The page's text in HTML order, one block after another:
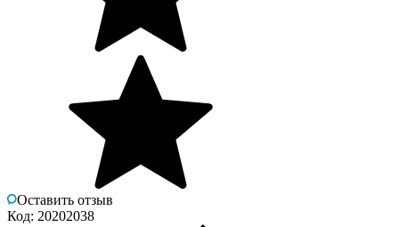
Оставить отзыв
Код: 20202038